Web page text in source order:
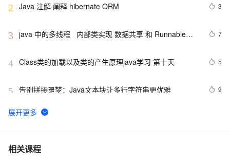
2 Java 注解 阐释 hibernate ORM 3
3 java 中的多线程   内部类实现 数据共享 和 Runnable实
7
4 Class类的加载以及类的产生原理java学习 第十天 5
5 9
6 【JavaWeb】一文搞懂Java过滤器与拦截器的区别
7 Java编程中容易忽略的细节总结
相关课程